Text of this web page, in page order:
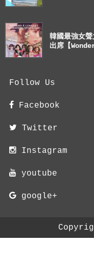
韓國最強女
出席【
Follow Us
Facebook
Twitter
Instagram
youtube
google+